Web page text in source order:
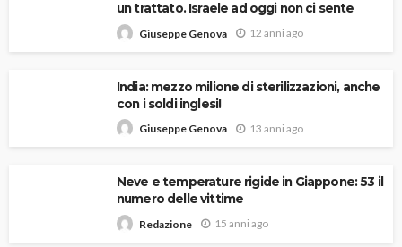
un trattato. Israele ad oggi non ci sente
Giuseppe Genova 12 anni ago
India: mezzo milione di sterilizzazioni, anche
con i soldi inglesi!
Giuseppe Genova 13 anni ago
Neve e temperature rigide in Giappone: 53 il
numero delle vittime
Redazione 15 anni ago